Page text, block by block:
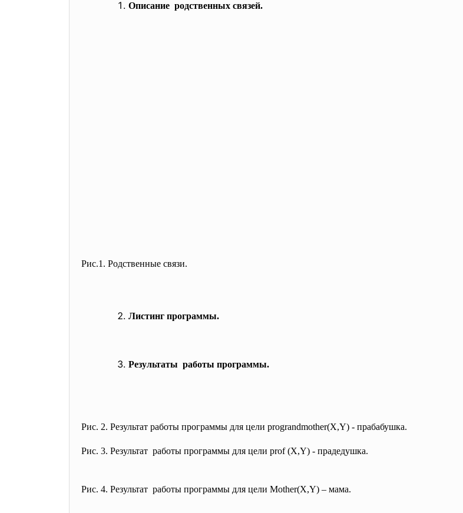
Описание родственных связей.
Рис.1. Родственные связи.
Листинг программы.
Результаты работы программы.
Рис. 2. Результат работы программы для цели prograndmother(X,Y) - прабабушка.
Рис. 3. Результат работы программы для цели prof (X,Y) - прадедушка.
Рис. 4. Результат работы программы для цели Mother(X,Y) – мама.